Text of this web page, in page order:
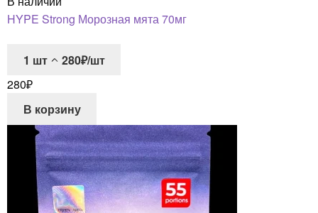
HYPE Strong Морозная мята 70мг
1 шт
280₽/шт
280₽
В корзину